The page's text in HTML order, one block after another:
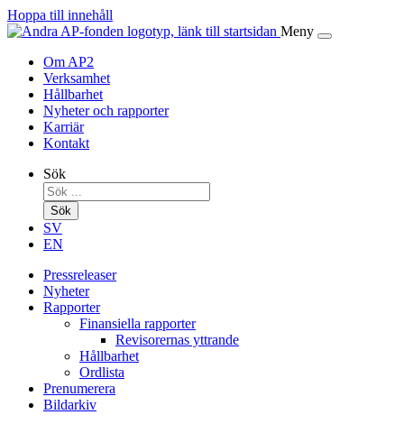
Hoppa till innehåll
Meny
Om AP2
Verksamhet
Hållbarhet
Nyheter och rapporter
Karriär
Kontakt
Sök
Sök
SV
EN
Pressreleaser
Nyheter
Rapporter
Finansiella rapporter
Revisorernas yttrande
Hållbarhet
Ordlista
Prenumerera
Bildarkiv